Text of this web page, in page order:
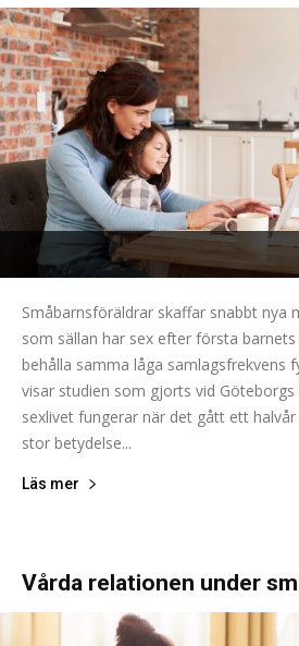
Småbarnsföräldrar skaffar snabbt nya
som sällan har sex efter första
behålla samma låga samlagsfrekvens
visar studien som gjorts vid Göteborgs
sexlivet fungerar när det gått ett
stor betydelse...
Läs mer
Vårda relationen under